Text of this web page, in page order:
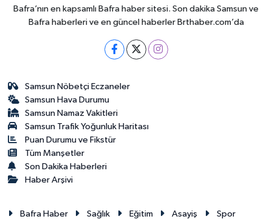
Bafra’nın en kapsamlı Bafra haber sitesi. Son dakika Samsun ve
Bafra haberleri ve en güncel haberler Brthaber.com’da
Samsun Nöbetçi Eczaneler
Samsun Hava Durumu
Samsun Namaz Vakitleri
Samsun Trafik Yoğunluk Haritası
Puan Durumu ve Fikstür
Tüm Manşetler
Son Dakika Haberleri
Haber Arşivi
Bafra Haber Sağlık Eğitim Asayiş
Spor